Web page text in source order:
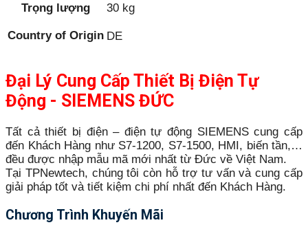
Trọng lượng 30 kg
Country of Origin DE
Đại Lý Cung Cấp Thiết Bị Điện Tự
Động - SIEMENS ĐỨC
Tất cả thiết bị điện – điện tự động SIEMENS cung cấp
đến Khách Hàng như S7-1200, S7-1500, HMI, biến tần,…
đều được nhập mẫu mã mới nhất từ Đức về Việt Nam.
Tại TPNewtech, chúng tôi còn hỗ trợ tư vấn và cung cấp
giải pháp tốt và tiết kiệm chi phí nhất đến Khách Hàng.
Chương Trình Khuyến Mãi